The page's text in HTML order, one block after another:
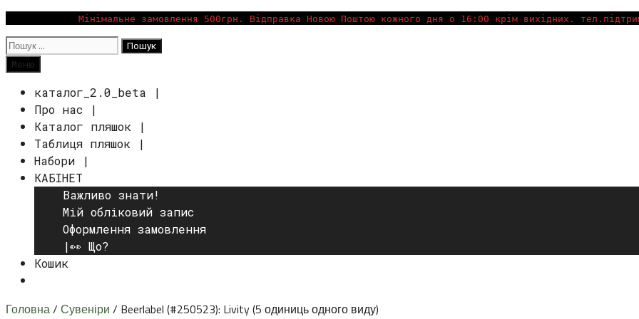
до
вмісту
Мінімальне замовлення 500грн. Відправка Новою Поштою кожного дня о 16:00 крім вихідних.
Пошук:
Пошук
Меню
каталог_2.0_beta |
Про нас |
Каталог пляшок |
Таблиця пляшок |
Набори |
КАБІНЕТ
Важливо знати!
Мій обліковий запис
Оформлення замовлення
|👀 Що?
Кошик
Головна/ Сувеніри / Beerlabel (#250523): Livity (5 одиниць одного виду)